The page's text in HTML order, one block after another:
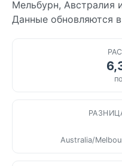
Мельбурн, Австралия
Данные обновляются
Australia/